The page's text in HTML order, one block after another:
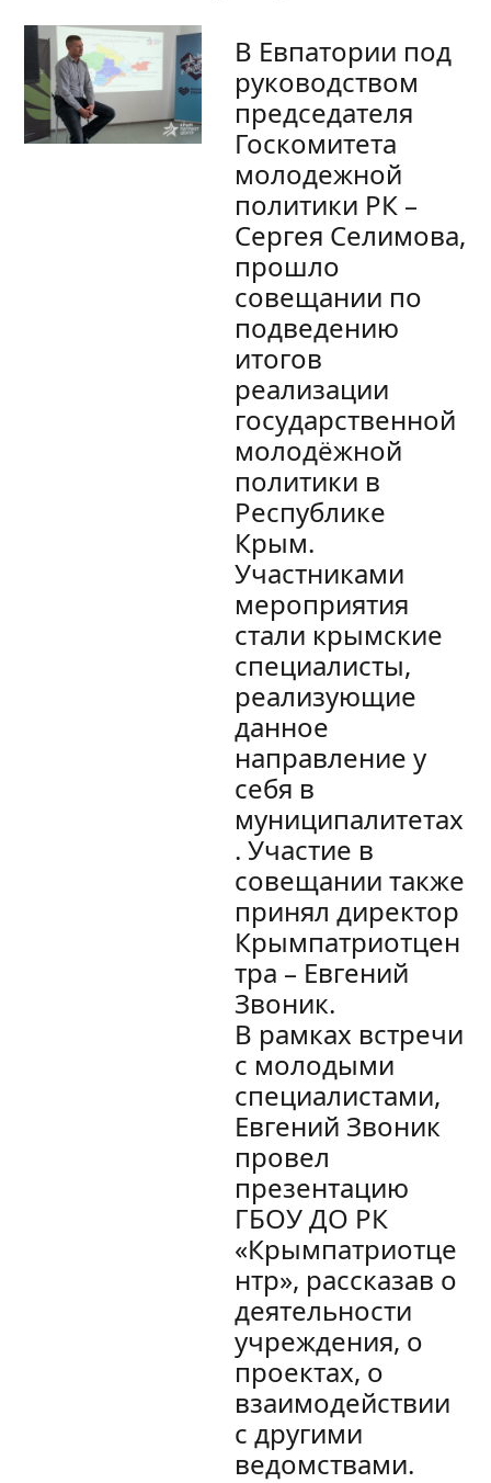
В Евпатории под
руководством
председателя
Госкомитета
молодежной
политики РК –
Сергея Селимова,
прошло
совещании по
подведению
итогов
реализации
государственной
молодёжной
политики в
Республике
Крым.
Участниками
мероприятия
стали крымские
специалисты,
реализующие
данное
направление у
себя в
муниципалитетах
. Участие в
совещании также
принял директор
Крымпатриотцен
тра – Евгений
Звоник.
В рамках встречи
с молодыми
специалистами,
Евгений Звоник
провел
презентацию
ГБОУ ДО РК
«Крымпатриотце
нтр», рассказав о
деятельности
учреждения, о
проектах, о
взаимодействии
с другими
ведомствами.